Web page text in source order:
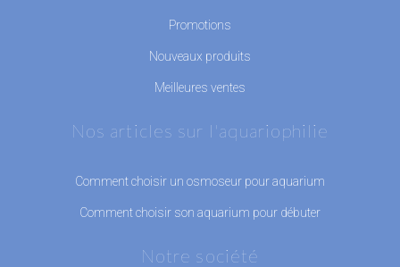
Promotions
Nouveaux produits
Meilleures ventes
Nos articles sur l'aquariophilie
Comment choisir un osmoseur pour aquarium
Comment choisir son aquarium pour débuter
Notre société